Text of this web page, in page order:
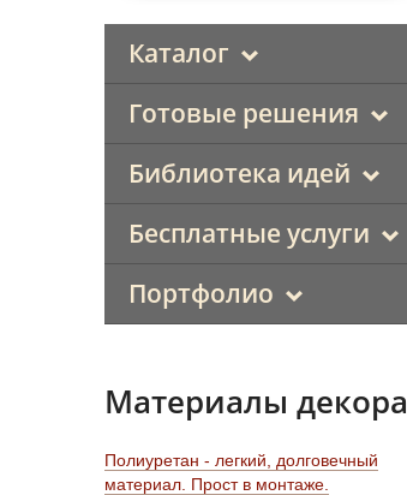
Каталог
Готовые решения
Библиотека идей
Бесплатные услуги
Портфолио
Материалы декора
Полиуретан - легкий, долговечный
материал. Прост в монтаже.